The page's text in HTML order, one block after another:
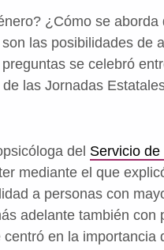
¿Cómo se
las posibilidades de
se celebró
las Jornadas
del Servicio
mediante el que
a personas con
adelante también con
en la importancia